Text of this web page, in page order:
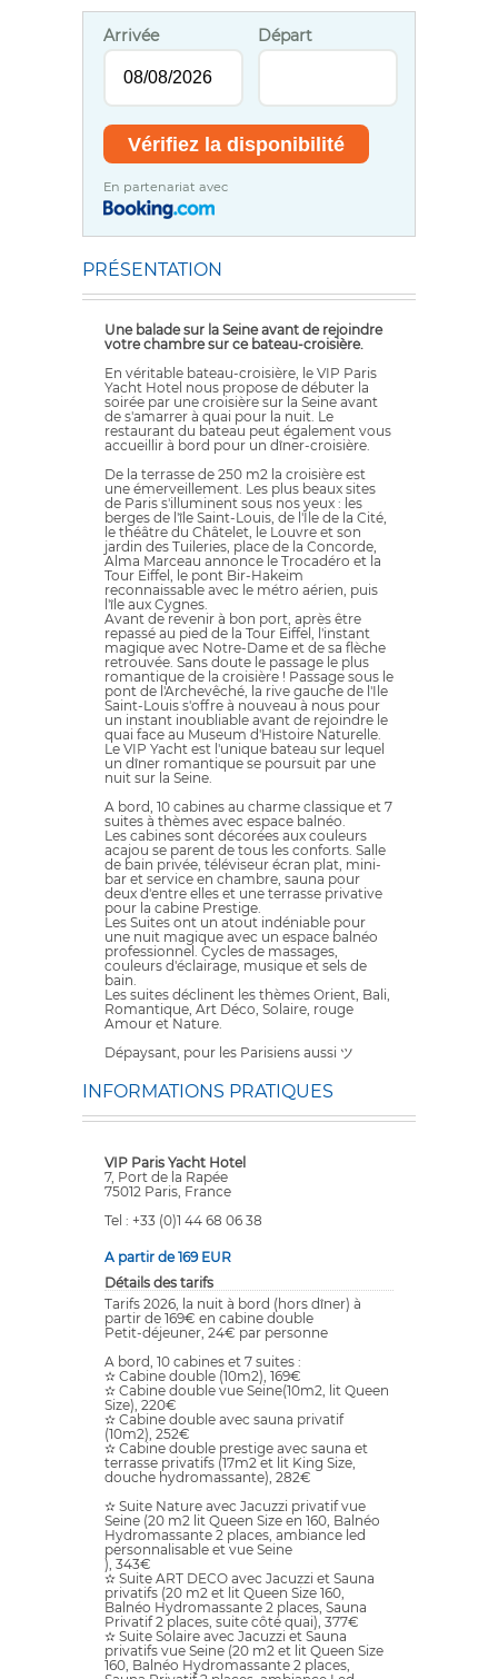
Arrivée Départ
En partenariat avec
PRÉSENTATION
Une balade sur la Seine avant de rejoindre
votre chambre sur ce bateau-croisière.
En véritable bateau-croisière, le VIP Paris
Yacht Hotel nous propose de débuter la
soirée par une croisière sur la Seine avant
de s'amarrer à quai pour la nuit. Le
restaurant du bateau peut également vous
accueillir à bord pour un dîner-croisière.
De la terrasse de 250 m2 la croisière est
une émerveillement. Les plus beaux sites
de Paris s'illuminent sous nos yeux : les
berges de l'île Saint-Louis, de l'Ile de la Cité,
le théâtre du Châtelet, le Louvre et son
jardin des Tuileries, place de la Concorde,
Alma Marceau annonce le Trocadéro et la
Tour Eiffel, le pont Bir-Hakeim
reconnaissable avec le métro aérien, puis
l'île aux Cygnes.
Avant de revenir à bon port, après être
repassé au pied de la Tour Eiffel, l'instant
magique avec Notre-Dame et de sa flèche
retrouvée. Sans doute le passage le plus
romantique de la croisière ! Passage sous le
pont de l'Archevêché, la rive gauche de l'Ile
Saint-Louis s'offre à nouveau à nous pour
un instant inoubliable avant de rejoindre le
quai face au Museum d'Histoire Naturelle.
Le VIP Yacht est l'unique bateau sur lequel
un dîner romantique se poursuit par une
nuit sur la Seine.
A bord, 10 cabines au charme classique et 7
suites à thèmes avec espace balnéo.
Les cabines sont décorées aux couleurs
acajou se parent de tous les conforts. Salle
de bain privée, téléviseur écran plat, mini-
bar et service en chambre, sauna pour
deux d'entre elles et une terrasse privative
pour la cabine Prestige.
Les Suites ont un atout indéniable pour
une nuit magique avec un espace balnéo
professionnel. Cycles de massages,
couleurs d'éclairage, musique et sels de
bain.
Les suites déclinent les thèmes Orient, Bali,
Romantique, Art Déco, Solaire, rouge
Amour et Nature.
Dépaysant, pour les Parisiens aussi ツ
INFORMATIONS PRATIQUES
VIP Paris Yacht Hotel
7, Port de la Rapée
75012 Paris, France
Tel : +33 (0)1 44 68 06 38
A partir de 169 EUR
Détails des tarifs
Tarifs 2026, la nuit à bord (hors dîner) à
partir de 169€ en cabine double
Petit-déjeuner, 24€ par personne
A bord, 10 cabines et 7 suites :
✫ Cabine double (10m2), 169€
✫ Cabine double vue Seine(10m2, lit Queen
Size), 220€
✫ Cabine double avec sauna privatif
(10m2), 252€
✫ Cabine double prestige avec sauna et
terrasse privatifs (17m2 et lit King Size,
douche hydromassante), 282€
✫ Suite Nature avec Jacuzzi privatif vue
Seine (20 m2 lit Queen Size en 160, Balnéo
Hydromassante 2 places, ambiance led
personnalisable et vue Seine
), 343€
✫ Suite ART DECO avec Jacuzzi et Sauna
privatifs (20 m2 et lit Queen Size 160,
Balnéo Hydromassante 2 places, Sauna
Privatif 2 places, suite côté quai), 377€
✫ Suite Solaire avec Jacuzzi et Sauna
privatifs vue Seine (20 m2 et lit Queen Size
160, Balnéo Hydromassante 2 places,